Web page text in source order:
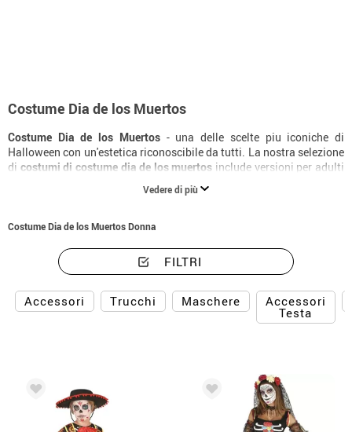
Costume Dia de los Muertos
Costume Dia de los Muertos- una delle scelte piu iconiche di
Halloween con un'estetica riconoscibile da tutti. La nostra selezione
di costumi di costume dia de los muertos include versioni per adulti
e bambini con diversi livelli di elaborazione. Con il
costume dia de los muertosgiusto e i complementi adatti, la
Vedere di più
Costume Dia de los Muertos Donna
FILTRI
Accessori Trucchi Maschere Accessori
Testa